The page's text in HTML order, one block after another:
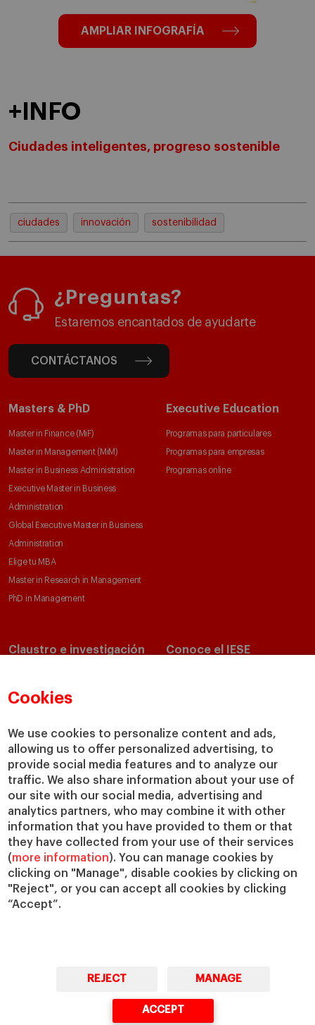
Cookies
We use cookies to personalize content and ads,
allowing us to offer personalized advertising, to
provide social media features and to analyze our
traffic. We also share information about your use of
our site with our social media, advertising and
analytics partners, who may combine it with other
information that you have provided to them or that
they have collected from your use of their services
(more information). You can manage cookies by
clicking on "Manage", disable cookies by clicking on
"Reject", or you can accept all cookies by clicking
“Accept”.
REJECT MANAGE
ACCEPT
AMPLIAR INFOGRAFÍA
+INFO
Ciudades inteligentes, progreso sostenible
ciudades innovación sostenibilidad
¿Preguntas?
Estaremos encantados de ayudarte
CONTÁCTANOS
Masters & PhD
Master in Finance (MiF)
Master in Management (MiM)
Master in Business Administration
Executive Master in Business
Administration
Global Executive Master in Business
Administration
Elige tu MBA
Master in Research in Management
PhD in Management
Executive Education
Programas para particulares
Programas para empresas
Programas online
Claustro e investigación
Departamentos académicos
Cátedras
IESE Insight
IESE Publishing
Conoce el IESE
Nuestro impacto
Colabora con el IESE
Servicios
Biblioteca
Canal de Compliance
Capellanía
IESE Shop
Jobs @IESE
Préstamos y becas
© Copyright, 2026. IESE Business School | University of Navarra